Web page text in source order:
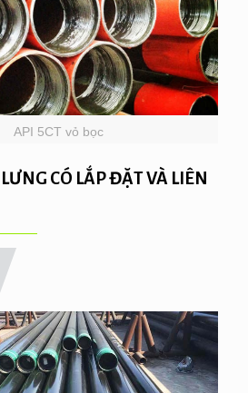
API 5CT vỏ bọc
CÓ LẮP ĐẶT VÀ LIÊN